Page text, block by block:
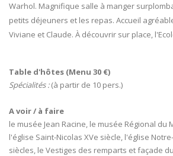
Warhol. Magnifique salle à manger
petits déjeuners et les repas. Accueil
Viviane et Claude. À découvrir sur place,
Table d'hôtes (Menu 30 €)
Spécialités :(à partir de 10 pers.)
A voir / à faire
le musée Jean Racine, le musée Régional du
l'église Saint-Nicolas XVe siècle, l'église
siècles, le Vestiges des remparts et façade